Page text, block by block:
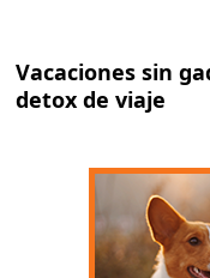
Vacaciones sin
detox de viaje